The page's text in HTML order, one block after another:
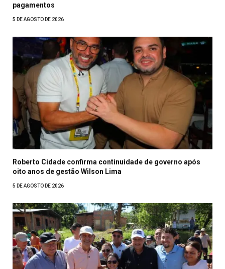
pagamentos
5 DE AGOSTO DE 2026
Roberto Cidade confirma continuidade de governo após
oito anos de gestão Wilson Lima
5 DE AGOSTO DE 2026